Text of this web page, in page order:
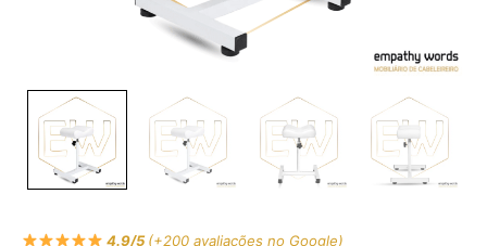
4.9/5(+200 avaliações no Google)